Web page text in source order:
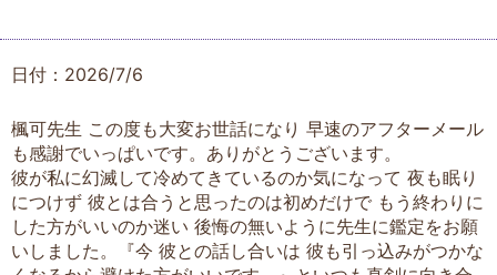
日付：2026/7/6
楓可先生 この度も大変お世話になり 早速のアフターメール
も感謝でいっぱいです。ありがとうございます。
彼が私に幻滅して冷めてきているのか気になって 夜も眠り
につけず 彼とは合うと思ったのは初めだけで もう終わりに
した方がいいのか迷い 後悔の無いように先生に鑑定をお願
いしました。『今 彼との話し合いは 彼も引っ込みがつかな